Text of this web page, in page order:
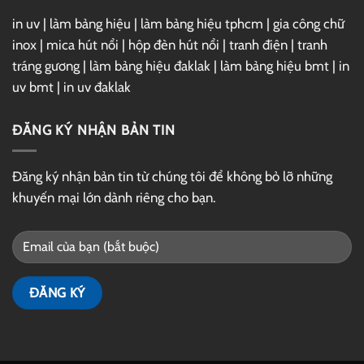
in uv | làm bảng hiệu | làm bảng hiệu tphcm | gia công chữ
inox | mica hút nổi | hộp đèn hút nổi | tranh điện | tranh
tráng gương | làm bảng hiệu đaklak | làm bảng hiệu bmt | in
uv bmt | in uv đaklak
ĐĂNG KÝ NHẬN BẢN TIN
Đăng ký nhận bản tin từ chúng tôi để không bỏ lỡ những
khuyến mại lớn dành riêng cho bạn.